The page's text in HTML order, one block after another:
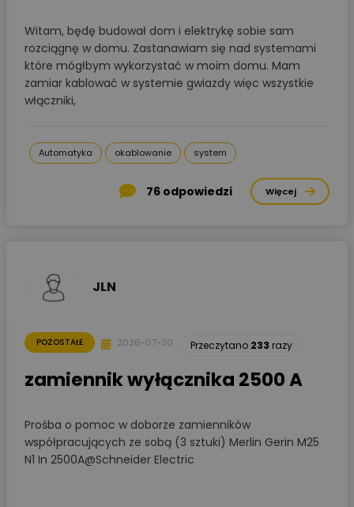
Witam, będę budował dom i elektrykę sobie sam
rozciągnę w domu. Zastanawiam się nad systemami
które mógłbym wykorzystać w moim domu. Mam
zamiar kablować w systemie gwiazdy więc wszystkie
włączniki,
Automatyka okablowanie system
76 odpowiedzi Więcej
JLN
POZOSTAŁE 2026-07-30 Przeczytano 233 razy
zamiennik wyłącznika 2500 A
Prośba o pomoc w doborze zamienników
współpracujących ze sobą (3 sztuki) Merlin Gerin M25
N1 In 2500A@Schneider Electric